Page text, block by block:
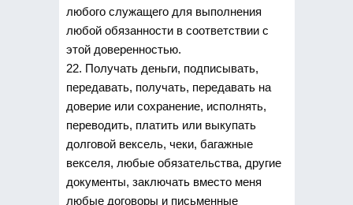
любого служащего для выполнения
любой обязанности в соответствии с
этой доверенностью.
22. Получать деньги, подписывать,
передавать, получать, передавать на
доверие или сохранение, исполнять,
переводить, платить или выкупать
долговой вексель, чеки, багажные
векселя, любые обязательства, другие
документы, заключать вместо меня
любые договоры и письменные